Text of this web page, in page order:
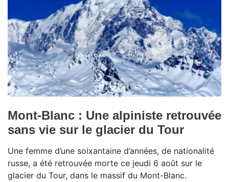
Mont-Blanc : Une alpiniste retrouvée
sans vie sur le glacier du Tour
Une femme d’une soixantaine d’années, de nationalité
russe, a été retrouvée morte ce jeudi 6 août sur le
glacier du Tour, dans le massif du Mont-Blanc.